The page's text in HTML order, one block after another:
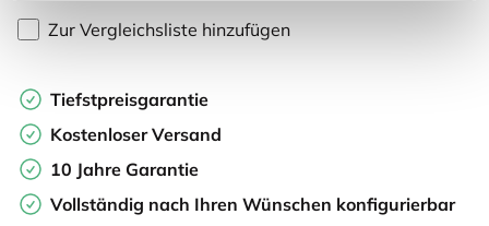
Zur Vergleichsliste hinzufügen
Tiefstpreisgarantie
Kostenloser Versand
10 Jahre Garantie
Vollständig nach Ihren Wünschen konfigurierbar